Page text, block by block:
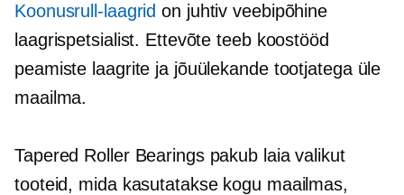
Koonusrull-laagrid on juhtiv veebipõhine
laagrispetsialist. Ettevõte teeb koostööd
peamiste laagrite ja jõuülekande tootjatega üle
maailma.
Tapered Roller Bearings pakub laia valikut
tooteid, mida kasutatakse kogu maailmas,